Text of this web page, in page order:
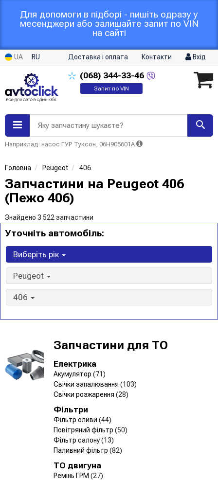
Для допомоги в підборі - пишіть одразу у
месенджери або залишайте запит по VIN
на сайті
UA RU Доставка і оплата Контакти Вхід
(068) 344-33-46
Запит по VIN
Яку запчастину шукаєте?
Наприклад: насос ГУР Туксон, 06H905601A
Головна Peugeot 406
Запчастини на Peugeot 406
(Пежо 406)
Знайдено 3 522 запчастини
Уточніть автомобіль:
Виберіть рік
Peugeot
406
Запчастини для ТО
Електрика
Акумулятор (71)
Свічки запалювання (103)
Свічки розжарення (28)
Фільтри
Фільтр оливи (44)
Повітряний фільтр (50)
Фільтр салону(13)
Паливний фільтр (82)
ТО двигуна
Ремінь ГРМ (27)